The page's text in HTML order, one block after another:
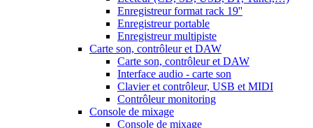
Enregistreur format rack 19''
Enregistreur portable
Enregistreur multipiste
Carte son, contrôleur et DAW
Carte son, contrôleur et DAW
Interface audio - carte son
Clavier et contrôleur, USB et MIDI
Contrôleur monitoring
Console de mixage
Console de mixage